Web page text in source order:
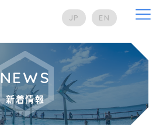
JP EN
NEWS
新着情報